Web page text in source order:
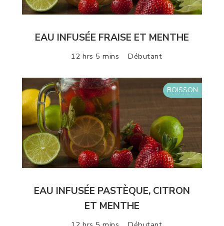
EAU INFUSÉE FRAISE ET MENTHE
12 hrs 5 mins Débutant
BOISSON
EAU INFUSÉE PASTÈQUE, CITRON
ET MENTHE